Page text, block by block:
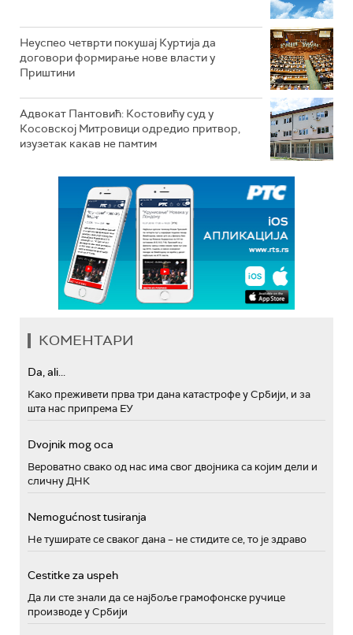
Неуспео четврти покушај Куртија да
договори формирање нове власти у
Приштини
Адвокат Пантовић: Костовићу суд у
Косовској Митровици одредио притвор,
изузетак какав не памтим
КОМЕНТАРИ
Da, ali...
Како преживети прва три дана катастрофе у Србији, и за
шта нас припрема ЕУ
Dvojnik mog oca
Вероватно свако од нас има свог двојника са којим дели и
сличну ДНК
Nemogućnost tusiranja
Не туширате се сваког дана – не стидите се, то је здраво
Cestitke za uspeh
Да ли сте знали да се најбоље грамофонске ручице
производе у Србији